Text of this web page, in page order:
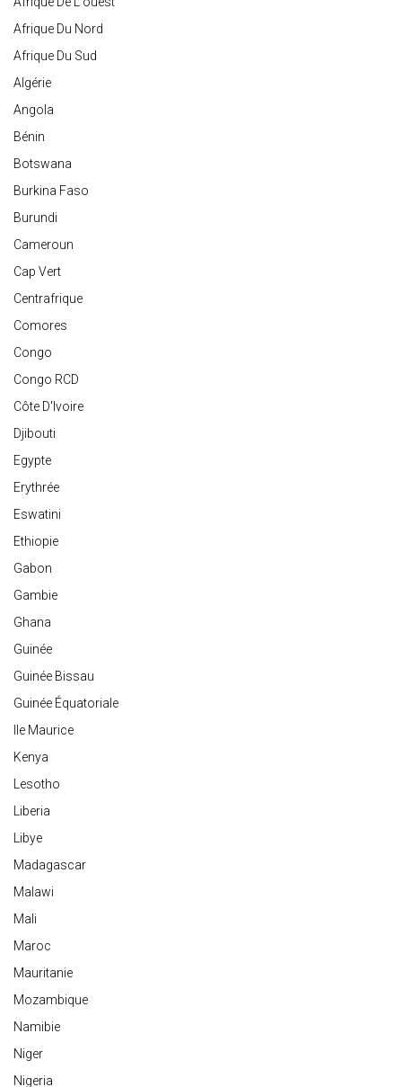
Afrique Du Nord
Afrique Du Sud
Algérie
Angola
Bénin
Botswana
Burkina Faso
Burundi
Cameroun
Cap Vert
Centrafrique
Comores
Congo
Congo RCD
Côte D'Ivoire
Djibouti
Egypte
Erythrée
Eswatini
Ethiopie
Gabon
Gambie
Ghana
Guinée
Guinée Bissau
Guinée Équatoriale
Ile Maurice
Kenya
Lesotho
Liberia
Libye
Madagascar
Malawi
Mali
Maroc
Mauritanie
Mozambique
Namibie
Niger
Nigeria